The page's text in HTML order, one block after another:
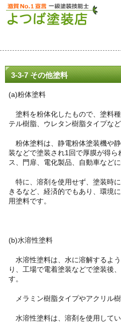
3-3-7 その他塗料
(a)粉体塗料
塗料を粉体化したもので、塗料
テル樹脂、ウレタン樹脂タイプなど
粉体塗料は、静電粉体塗装機や
装などで塗装され1回で厚膜が得
ス、門扉、電化製品、自動車など
特に、溶剤を使用せず、塗装時
きるなど、経済的でもあり、環境
用塗料です。
(b)水溶性塗料
水溶性塗料は、水に溶解するよ
り、工場で電着塗装などで塗装後
す。
メラミン樹脂タイプやアクリル樹
水溶性塗料は、溶剤を使用してい